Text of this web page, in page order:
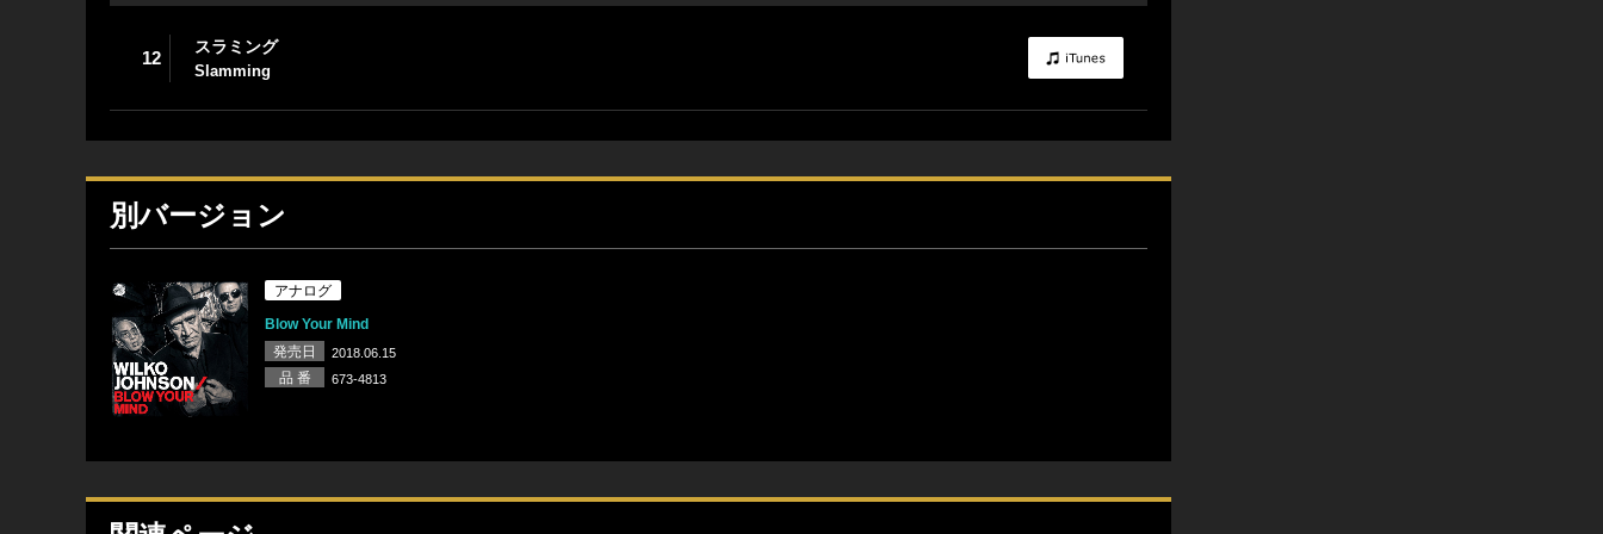
12
スラミング
Slamming
別バージョン
アナログ
Blow Your Mind
発売日
2018.06.15
品 番 673-4813